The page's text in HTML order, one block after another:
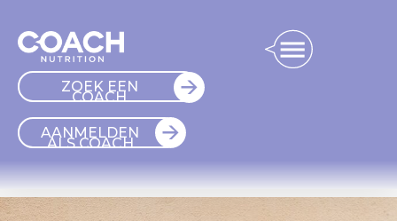
ZOEK EEN
COACH
AANMELDEN
ALS COACH